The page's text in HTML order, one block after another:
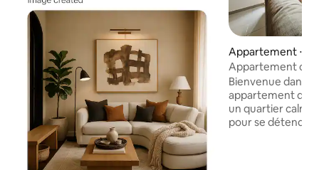
Appartement ⋅
Appartement
du centre
Bienvenue dans
appartement de
un quartier calme
pour se